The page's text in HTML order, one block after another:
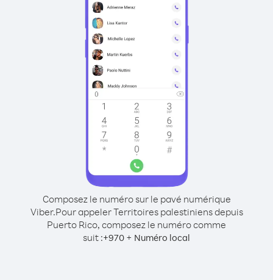
Composez le numéro sur le pavé numérique
Viber.Pour appeler Territoires palestiniens depuis
Puerto Rico, composez le numéro comme
suit :+970 + Numéro local